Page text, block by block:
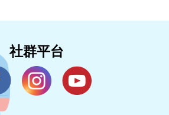
社群平台